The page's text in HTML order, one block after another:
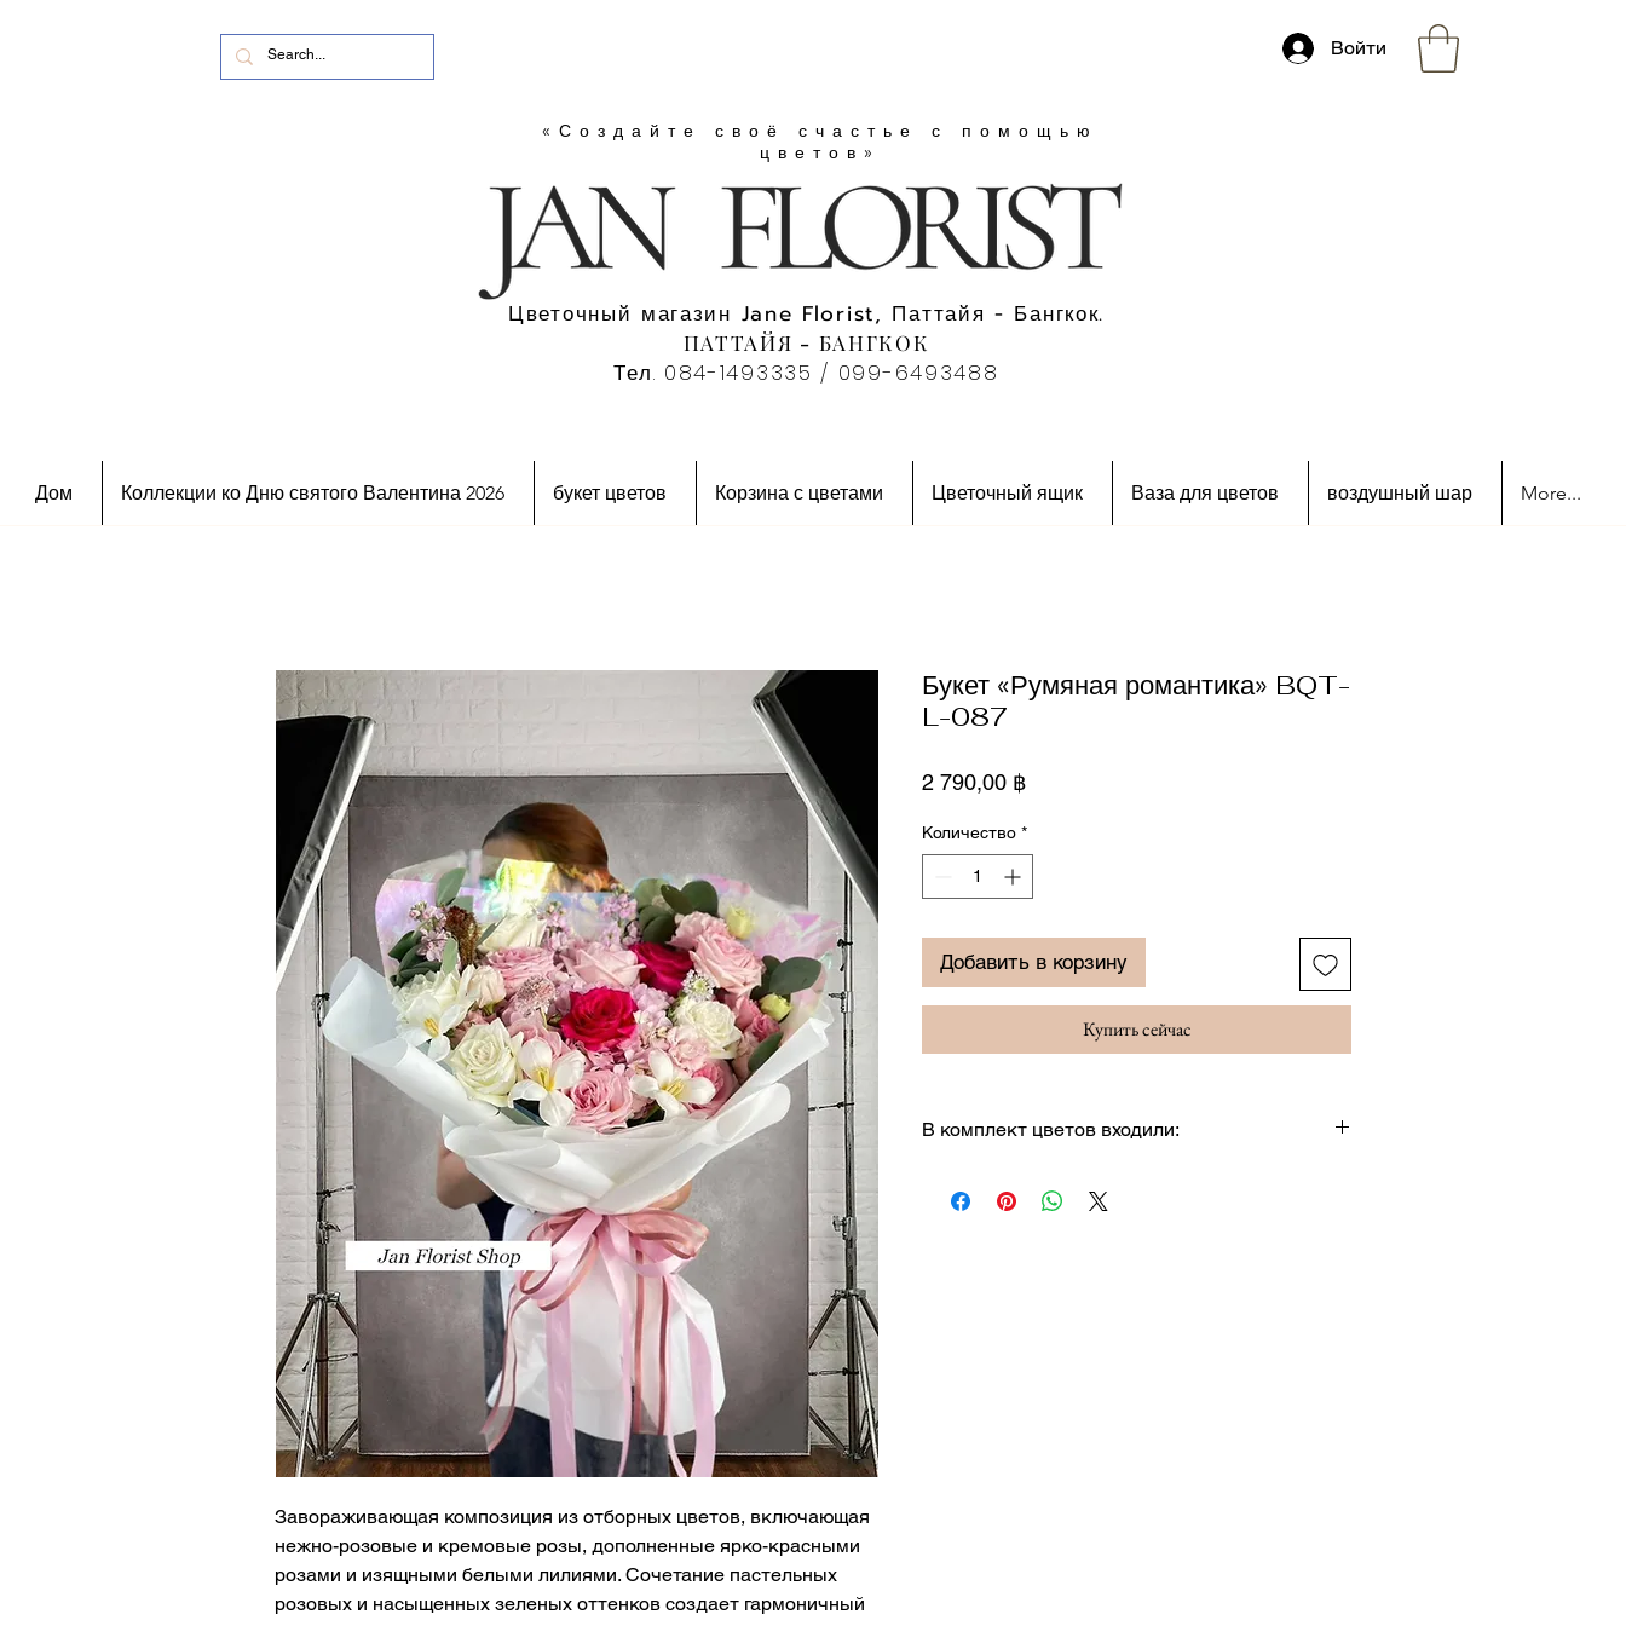
Войти
«Создайте своё счастье с помощью
цветов»
Цветочный магазин Jane Florist, Паттайя - Бангкок.
ПАТТАЙЯ - БАНГКОК
Тел. 084-1493335 / 099-6493488
Дом Коллекции ко Дню святого Валентина 2026 букет цветов Корзина с цветами Цветочный ящик Ваза для цветов воздушный шар More...
Завораживающая композиция из отборных цветов, включающая
нежно-розовые и кремовые розы, дополненные ярко-красными
розами и изящными белыми лилиями. Сочетание пастельных
розовых и насыщенных зеленых оттенков создает гармоничный
Букет «Румяная романтика» BQT-
L-087
2 790,00 ฿Цена
Количество *
Добавить в корзину
Купить сейчас
В комплект цветов входили:
Белыелилии